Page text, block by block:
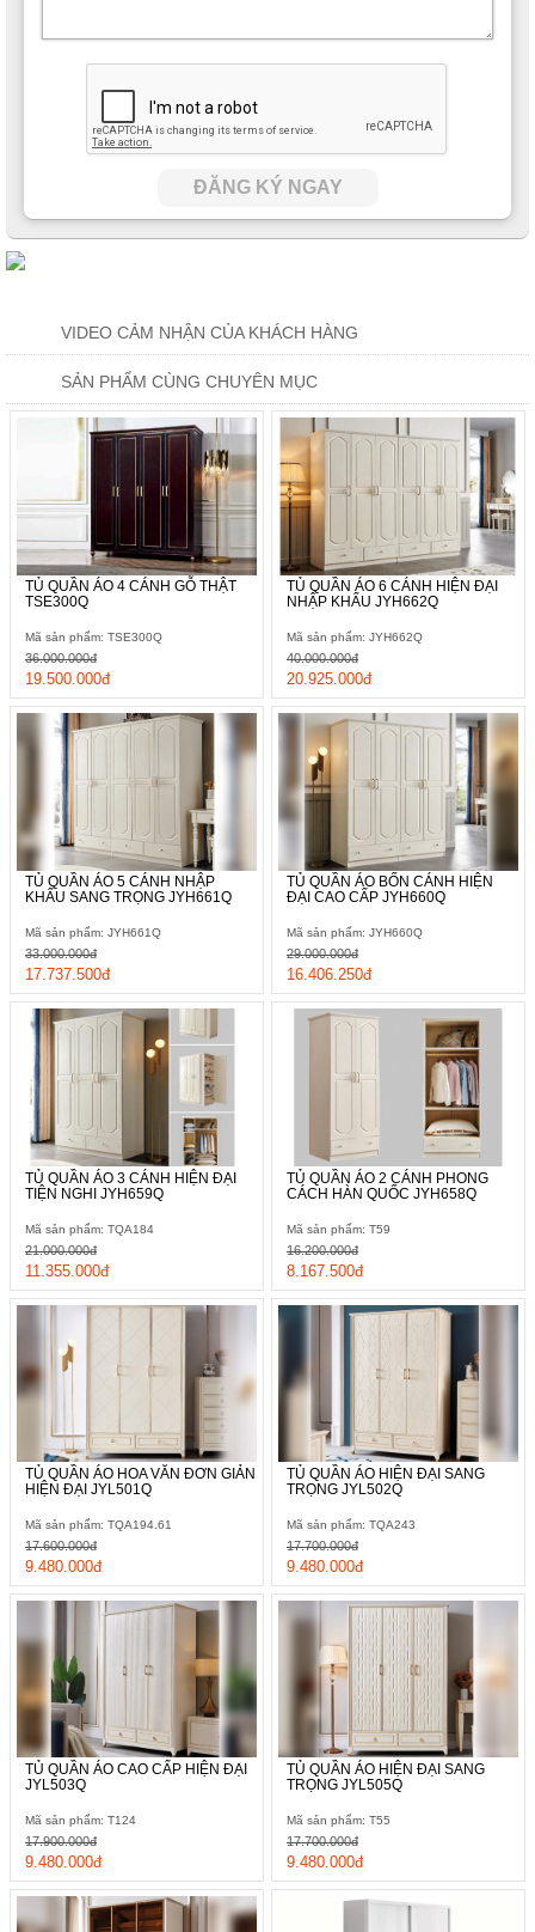
ĐĂNG KÝ NGAY
VIDEO CẢM NHẬN CỦA KHÁCH HÀNG
SẢN PHẨM CÙNG CHUYÊN MỤC
TỦ QUẦN ÁO 4 CÁNH GỖ THẬT
TSE300Q
Mã sản phẩm: TSE300Q
19.500.000đ
36.000.000đ
TỦ QUẦN ÁO 6 CÁNH HIỆN ĐẠI
NHẬP KHẨU JYH662Q
Mã sản phẩm: JYH662Q
20.925.000đ
40.000.000đ
TỦ QUẦN ÁO 5 CÁNH NHẬP
KHẨU SANG TRỌNG JYH661Q
Mã sản phẩm: JYH661Q
17.737.500đ
33.000.000đ
TỦ QUẦN ÁO BỐN CÁNH HIỆN
ĐẠI CAO CẤP JYH660Q
Mã sản phẩm: JYH660Q
16.406.250đ
29.000.000đ
TỦ QUẦN ÁO 3 CÁNH HIỆN ĐẠI
TIỆN NGHI JYH659Q
Mã sản phẩm: TQA184
11.355.000đ
21.000.000đ
TỦ QUẦN ÁO 2 CÁNH PHONG
CÁCH HÀN QUỐC JYH658Q
Mã sản phẩm: T59
8.167.500đ
16.200.000đ
TỦ QUẦN ÁO HOA VĂN ĐƠN GIẢN
HIỆN ĐẠI JYL501Q
Mã sản phẩm: TQA194.61
9.480.000đ
17.600.000đ
TỦ QUẦN ÁO HIỆN ĐẠI SANG
TRỌNG JYL502Q
Mã sản phẩm: TQA243
9.480.000đ
17.700.000đ
TỦ QUẦN ÁO CAO CẤP HIỆN ĐẠI
JYL503Q
Mã sản phẩm: T124
9.480.000đ
17.900.000đ
TỦ QUẦN ÁO HIỆN ĐẠI SANG
TRỌNG JYL505Q
Mã sản phẩm: T55
9.480.000đ
17.700.000đ